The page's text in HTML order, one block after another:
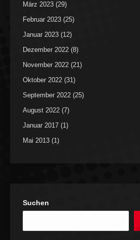
März 2023 (29)
Februar 2023 (25)
Januar 2023 (12)
Dezember 2022 (8)
November 2022 (21)
Oktober 2022 (31)
September 2022 (25)
August 2022 (7)
Januar 2017 (1)
Mai 2013 (1)
Suchen